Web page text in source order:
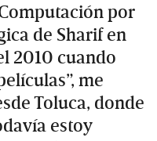
por
de Sharif en
2010 cuando
me
Toluca, donde
estoy